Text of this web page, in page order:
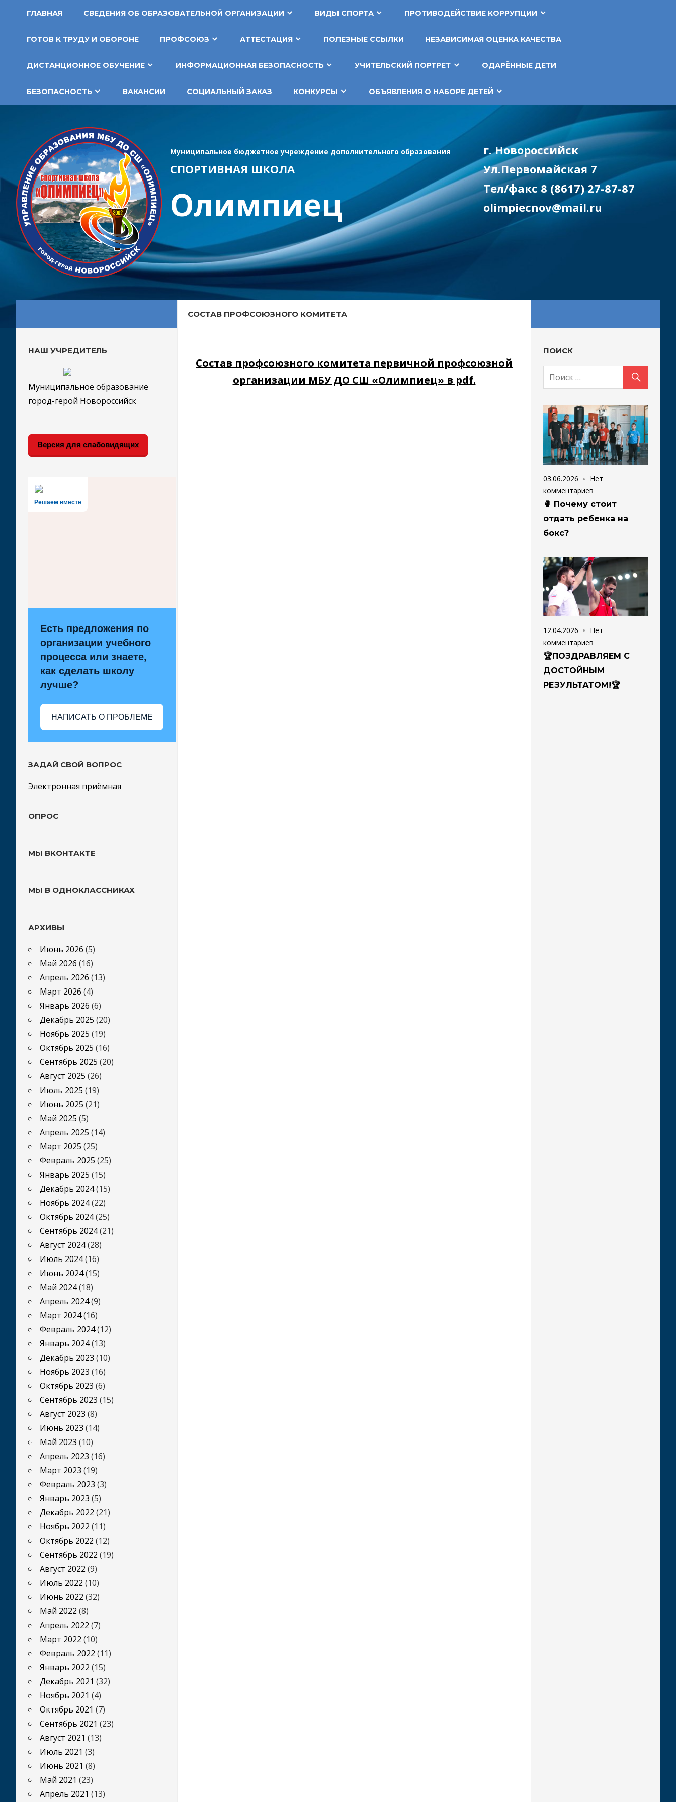
содержимому
ГЛАВНАЯ СВЕДЕНИЯ ОБ ОБРАЗОВАТЕЛЬНОЙ ОРГАНИЗАЦИИ ВИДЫ СПОРТА ПРОТИВОДЕЙСТВИЕ КОРРУПЦИИ
ГОТОВ К ТРУДУ И ОБОРОНЕ ПРОФСОЮЗ АТТЕСТАЦИЯ ПОЛЕЗНЫЕ ССЫЛКИ НЕЗАВИСИМАЯ ОЦЕНКА КАЧЕСТВА
ДИСТАНЦИОННОЕ ОБУЧЕНИЕ ИНФОРМАЦИОННАЯ БЕЗОПАСНОСТЬ УЧИТЕЛЬСКИЙ ПОРТРЕТ ОДАРЁННЫЕ ДЕТИ
БЕЗОПАСНОСТЬ ВАКАНСИИ СОЦИАЛЬНЫЙ ЗАКАЗ КОНКУРСЫ ОБЪЯВЛЕНИЯ О НАБОРЕ ДЕТЕЙ
Муниципальное бюджетное учреждение дополнительного образования
СПОРТИВНАЯ ШКОЛА
Олимпиец
г. Новороссийск
Ул.Первомайская 7
Тел/факс 8 (8617) 27-87-87
olimpiecnov@mail.ru
СОСТАВ ПРОФСОЮЗНОГО КОМИТЕТА
Состав профсоюзного комитета первичной профсоюзной
организации МБУ ДО СШ «Олимпиец» в pdf.
НАШ УЧРЕДИТЕЛЬ
Муниципальное образование
город-герой Новороссийск
Версия для слабовидящих
Решаем вместе
Есть предложения по
организации учебного
процесса или знаете,
как сделать школу
лучше?
НАПИСАТЬ О ПРОБЛЕМЕ
ЗАДАЙ СВОЙ ВОПРОС
Электронная приёмная
ОПРОС
МЫ ВКОНТАКТЕ
МЫ В ОДНОКЛАССНИКАХ
АРХИВЫ
Июнь 2026 (5)
Май 2026 (16)
Апрель 2026 (13)
Март 2026 (4)
Январь 2026 (6)
Декабрь 2025 (20)
Ноябрь 2025 (19)
Октябрь 2025 (16)
Сентябрь 2025 (20)
Август 2025 (26)
Июль 2025 (19)
Июнь 2025 (21)
Май 2025 (5)
Апрель 2025 (14)
Март 2025 (25)
Февраль 2025 (25)
Январь 2025 (15)
Декабрь 2024(15)
Ноябрь 2024(22)
Октябрь 2024(25)
Сентябрь 2024(21)
Август 2024(28)
Июль 2024(16)
Июнь 2024(15)
Май 2024(18)
Апрель 2024(9)
Март 2024(16)
Февраль 2024(12)
Январь 2024(13)
Декабрь 2023 (10)
Ноябрь 2023 (16)
Октябрь 2023 (6)
Сентябрь 2023 (15)
Август 2023 (8)
Июнь 2023 (14)
Май 2023 (10)
Апрель 2023 (16)
Март 2023 (19)
Февраль 2023 (3)
Январь 2023 (5)
Декабрь 2022 (21)
Ноябрь 2022 (11)
Октябрь 2022 (12)
Сентябрь 2022 (19)
Август 2022 (9)
Июль 2022 (10)
Июнь 2022 (32)
Май 2022 (8)
Апрель 2022 (7)
Март 2022 (10)
Февраль 2022 (11)
Январь 2022 (15)
Декабрь 2021 (32)
Ноябрь 2021 (4)
Октябрь 2021 (7)
Сентябрь 2021 (23)
Август 2021 (13)
Июль 2021 (3)
Июнь 2021 (8)
Май 2021 (23)
Апрель 2021 (13)
ПОИСК
03.06.2026
Нет
комментариев
🥊 Почему стоит
отдать ребенка на
бокс?
12.04.2026
Нет
комментариев
🏆ПОЗДРАВЛЯЕМ С
ДОСТОЙНЫМ
РЕЗУЛЬТАТОМ!🏆